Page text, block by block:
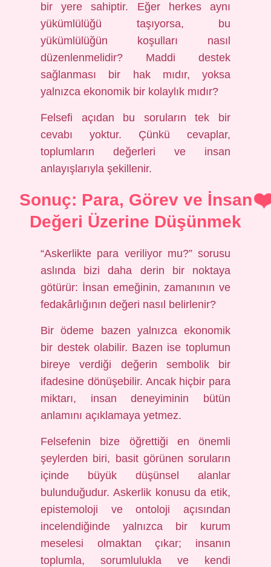
bir yere sahiptir. Eğer herkes aynı
yükümlülüğü taşıyorsa, bu
yükümlülüğün koşulları nasıl
düzenlenmelidir? Maddi destek
sağlanması bir hak mıdır, yoksa
yalnızca ekonomik bir kolaylık mıdır?
Felsefi açıdan bu soruların tek bir
cevabı yoktur. Çünkü cevaplar,
toplumların değerleri ve insan
anlayışlarıyla şekillenir.
Sonuç: Para, Görev ve İnsan
Değeri Üzerine Düşünmek
“Askerlikte para veriliyor mu?” sorusu
aslında bizi daha derin bir noktaya
götürür: İnsan emeğinin, zamanının ve
fedakârlığının değeri nasıl belirlenir?
Bir ödeme bazen yalnızca ekonomik
bir destek olabilir. Bazen ise toplumun
bireye verdiği değerin sembolik bir
ifadesine dönüşebilir. Ancak hiçbir para
miktarı, insan deneyiminin bütün
anlamını açıklamaya yetmez.
Felsefenin bize öğrettiği en önemli
şeylerden biri, basit görünen soruların
içinde büyük düşünsel alanlar
bulunduğudur. Askerlik konusu da etik,
epistemoloji ve ontoloji açısından
incelendiğinde yalnızca bir kurum
meselesi olmaktan çıkar; insanın
toplumla, sorumlulukla ve kendi